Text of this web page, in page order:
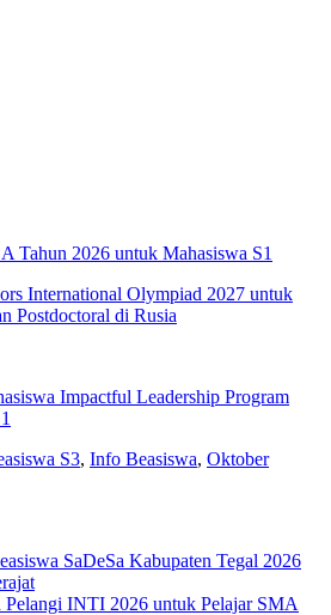
Tahun 2026 untuk Mahasiswa S1
International Olympiad 2027 untuk
Postdoctoral di Rusia
Impactful Leadership Program
S3, Info Beasiswa, Oktober
SaDeSa Kabupaten Tegal 2026
Pelangi INTI 2026 untuk Pelajar SMA